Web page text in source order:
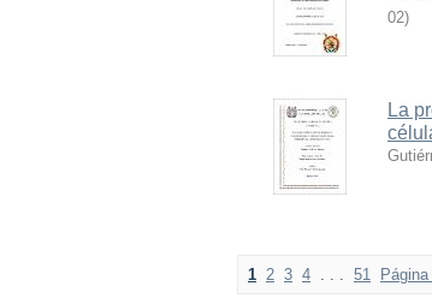
02)
La
1 2 3 4 . . . 51